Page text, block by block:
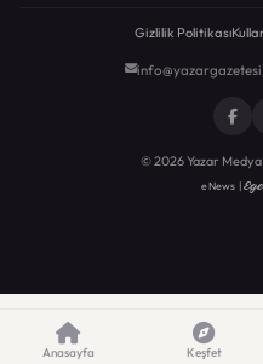
Gizlilik Politikası
© 2026 Yazar Medya
eNews |
Anasayfa Keşfet